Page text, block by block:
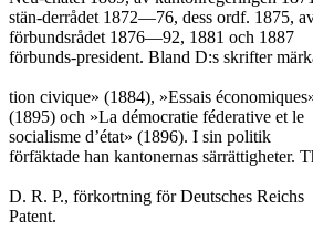
stän-derrådet 1872—76, dess ordf. 1875,
förbundsrådet 1876—92, 1881 och 1887
förbunds-president. Bland D:s skrifter
tion civique» (1884), »Essais
(1895) och »La démocratie féderative et le
socialisme d’état» (1896). I sin politik
förfäktade han kantonernas särrättigheter.
D. R. P., förkortning för Deutsches Reichs
Patent.